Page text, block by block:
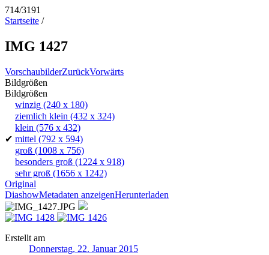
714/3191
Startseite /
IMG 1427
VorschaubilderZurückVorwärts
Bildgrößen
Bildgrößen
winzig (240 x 180)
ziemlich klein (432 x 324)
klein (576 x 432)
✔ mittel (792 x 594)
groß (1008 x 756)
besonders groß (1224 x 918)
sehr groß (1656 x 1242)
Original
DiashowMetadaten anzeigenHerunterladen
Erstellt am
Donnerstag, 22. Januar 2015